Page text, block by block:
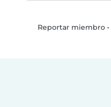
Reportar miembro•